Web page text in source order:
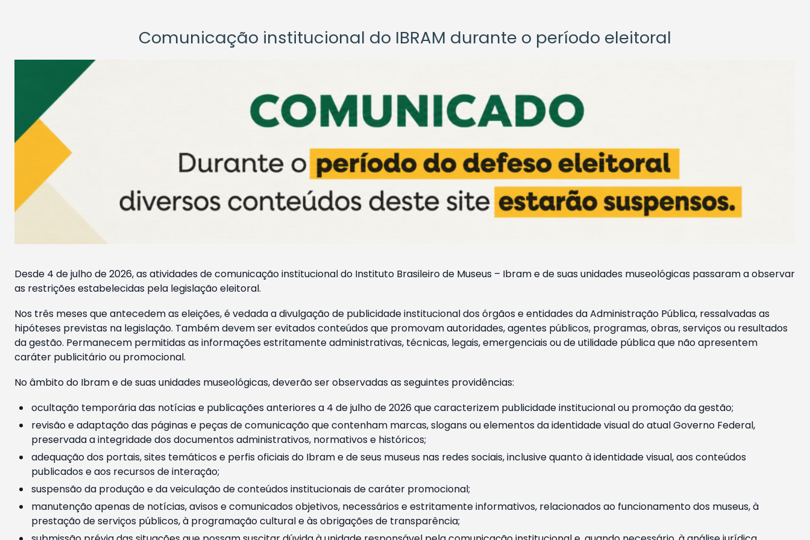
Comunicação institucional do IBRAM durante o período eleitoral
Desde 4 de julho de 2026, as atividades de comunicação institucional do Instituto Brasileiro de Museus – Ibram e de suas unidades museológicas passaram a observar
as restrições estabelecidas pela legislação eleitoral.
Nos três meses que antecedem as eleições, é vedada a divulgação de publicidade institucional dos órgãos e entidades da Administração Pública, ressalvadas as
hipóteses previstas na legislação. Também devem ser evitados conteúdos que promovam autoridades, agentes públicos, programas, obras, serviços ou resultados
da gestão. Permanecem permitidas as informações estritamente administrativas, técnicas, legais, emergenciais ou de utilidade pública que não apresentem
caráter publicitário ou promocional.
No âmbito do Ibram e de suas unidades museológicas, deverão ser observadas as seguintes providências:
ocultação temporária das notícias e publicações anteriores a 4 de julho de 2026 que caracterizem publicidade institucional ou promoção da gestão;
revisão e adaptação das páginas e peças de comunicação que contenham marcas, slogans ou elementos da identidade visual do atual Governo Federal,
preservada a integridade dos documentos administrativos, normativos e históricos;
adequação dos portais, sites temáticos e perfis oficiais do Ibram e de seus museus nas redes sociais, inclusive quanto à identidade visual, aos conteúdos
publicados e aos recursos de interação;
suspensão da produção e da veiculação de conteúdos institucionais de caráter promocional;
manutenção apenas de notícias, avisos e comunicados objetivos, necessários e estritamente informativos, relacionados ao funcionamento dos museus, à
prestação de serviços públicos, à programação cultural e às obrigações de transparência;